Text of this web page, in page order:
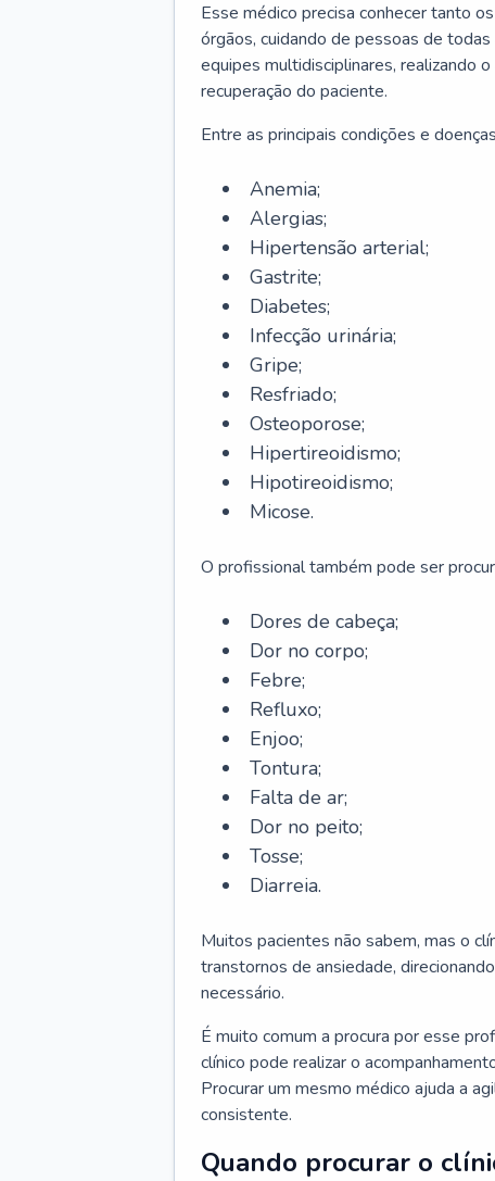
Esse médico precisa conhecer tanto
órgãos, cuidando de pessoas de
equipes multidisciplinares, realizando
recuperação do paciente.
Entre as principais condições e
Anemia;
Alergias;
Hipertensão arterial;
Gastrite;
Diabetes;
Infecção urinária;
Gripe;
Resfriado;
Osteoporose;
Hipertireoidismo;
Hipotireoidismo;
Micose.
O profissional também pode ser
Dores de cabeça;
Dor no corpo;
Febre;
Refluxo;
Enjoo;
Tontura;
Falta de ar;
Dor no peito;
Tosse;
Diarreia.
Muitos pacientes não sabem, mas o
transtornos de ansiedade,
necessário.
É muito comum a procura por esse
clínico pode realizar o
Procurar um mesmo médico ajuda a
consistente.
Quando procurar o